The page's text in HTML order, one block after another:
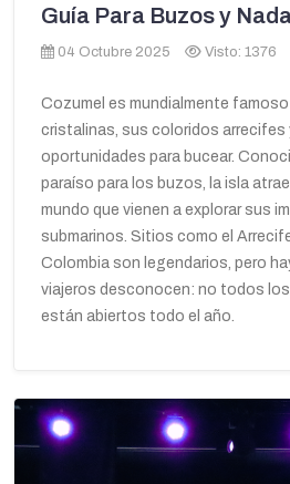
Guía Para Buzos y
04 Octubre 2025 Visto: 1376
Cozumel es mundialmente
cristalinas, sus coloridos arrecifes
oportunidades para bucear.
paraíso para los buzos, la isla
mundo que vienen a explorar sus
submarinos. Sitios como el
Colombia son legendarios, pero
viajeros desconocen: no todos los
están abiertos todo el año.